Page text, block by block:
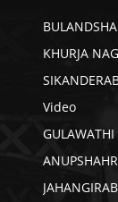
KHURJA
Video